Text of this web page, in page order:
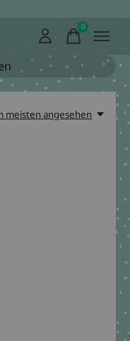
0items
meisten angesehen